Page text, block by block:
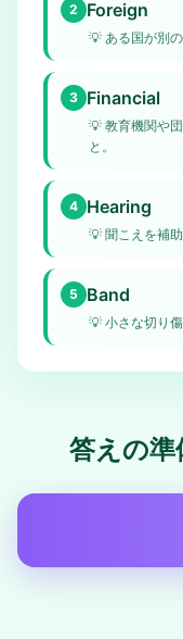
2 Foreign
💡 ある国が別
3 Financial
💡 教育機関や
と。
4 Hearing
💡 聞こえを補
5 Band
💡 小さな切り
答えの準